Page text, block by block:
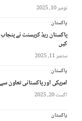
نومبر 10, 2025
پاکستان
پاکستان ریڈ کریسنٹ نے
کیں
ستمبر 11, 2025
پاکستان
امریکی اور پاکستانی تعاون سے
اگست 20, 2025
پاکستان